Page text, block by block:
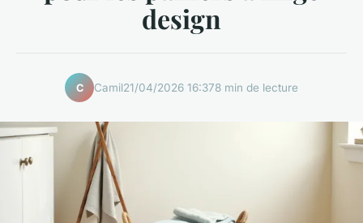
design
C Camil21/04/2026 16:378 min de lecture